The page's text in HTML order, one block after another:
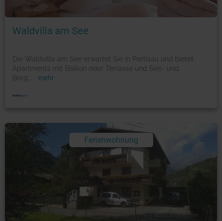
Waldvilla am See
Die Waldvilla am See erwartet Sie in Pertisau und bietet
Apartments mit Balkon oder Terrasse und See- und
Berg
mehr
Ferienwohnung
Foto: © booking.com